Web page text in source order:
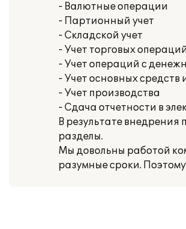
- Валютные операции
- Партионный учет
- Складской учет
- Учет торговых операций
- Учет операций с
- Учет основных
- Учет производства
- Сдача отчетности в
В результате
разделы.
Мы довольны работой
разумные сроки.